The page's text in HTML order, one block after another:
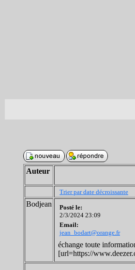
Auteur
Trier par date décroissante
Bodjean
Posté le:
2/3/2024 23:09
Email:
jean_bodart@orange.fr
échange toute
[url=https://